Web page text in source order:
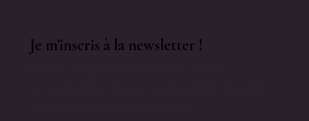
Je m'inscris à la newsletter !